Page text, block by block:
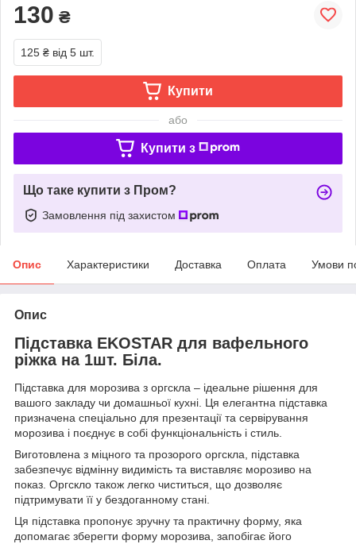
130 ₴
125 ₴ від 5 шт.
Купити
або
Купити з
Що таке купити з Пром?
Замовлення під захистом
Опис Характеристики Доставка Оплата Умови
Опис
Підставка EKOSTAR для вафельного
ріжка на 1шт. Біла.
Підставка для морозива з оргскла – ідеальне рішення для
вашого закладу чи домашньої кухні. Ця елегантна підставка
призначена спеціально для презентації та сервірування
морозива і поєднує в собі функціональність і стиль.
Виготовлена з міцного та прозорого оргскла, підставка
забезпечує відмінну видимість та виставляє морозиво на
показ. Оргскло також легко чиститься, що дозволяє
підтримувати її у бездоганному стані.
Ця підставка пропонує зручну та практичну форму, яка
допомагає зберегти форму морозива, запобігає його